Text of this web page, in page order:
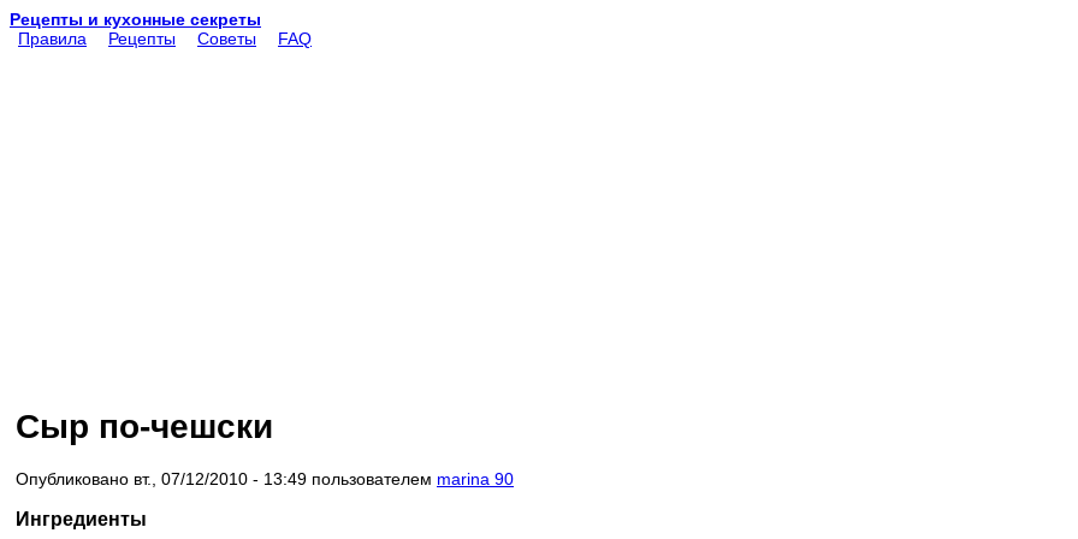
Рецепты и кухонные секреты
Правила
Рецепты Советы FAQ
Сыр по-чешски
Опубликовано вт., 07/12/2010 - 13:49 пользователем marina 90
Ингредиенты